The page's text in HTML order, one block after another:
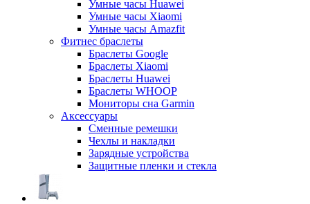
Умные часы Huawei
Умные часы Xiaomi
Умные часы Amazfit
Фитнес браслеты
Браслеты Google
Браслеты Xiaomi
Браслеты Huawei
Браслеты WHOOP
Мониторы сна Garmin
Аксессуары
Сменные ремешки
Чехлы и накладки
Зарядные устройства
Защитные пленки и стекла